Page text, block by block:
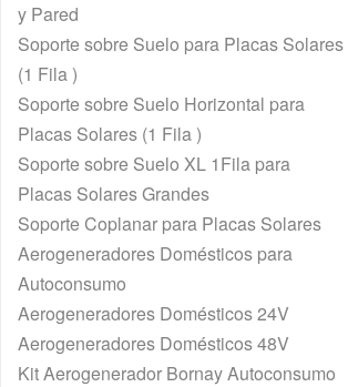
y Pared
Soporte sobre Suelo para Placas Solares
(1 Fila )
Soporte sobre Suelo Horizontal para
Placas Solares (1 Fila )
Soporte sobre Suelo XL 1Fila para
Placas Solares Grandes
Soporte Coplanar para Placas Solares
Aerogeneradores Domésticos para
Autoconsumo
Aerogeneradores Domésticos 24V
Aerogeneradores Domésticos 48V
Kit Aerogenerador Bornay Autoconsumo